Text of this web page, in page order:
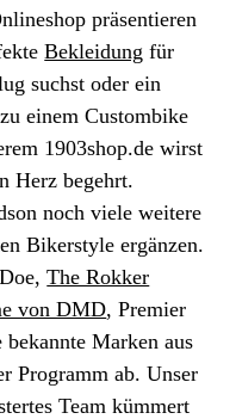
präsentieren
Bekleidung für
suchst oder ein
einem Custombike
1903shop.de wirst
Herz begehrt.
noch viele weitere
Bikerstyle ergänzen.
The Rokker
von DMD, Premier
Marken aus
Programm ab. Unser
Team kümmert